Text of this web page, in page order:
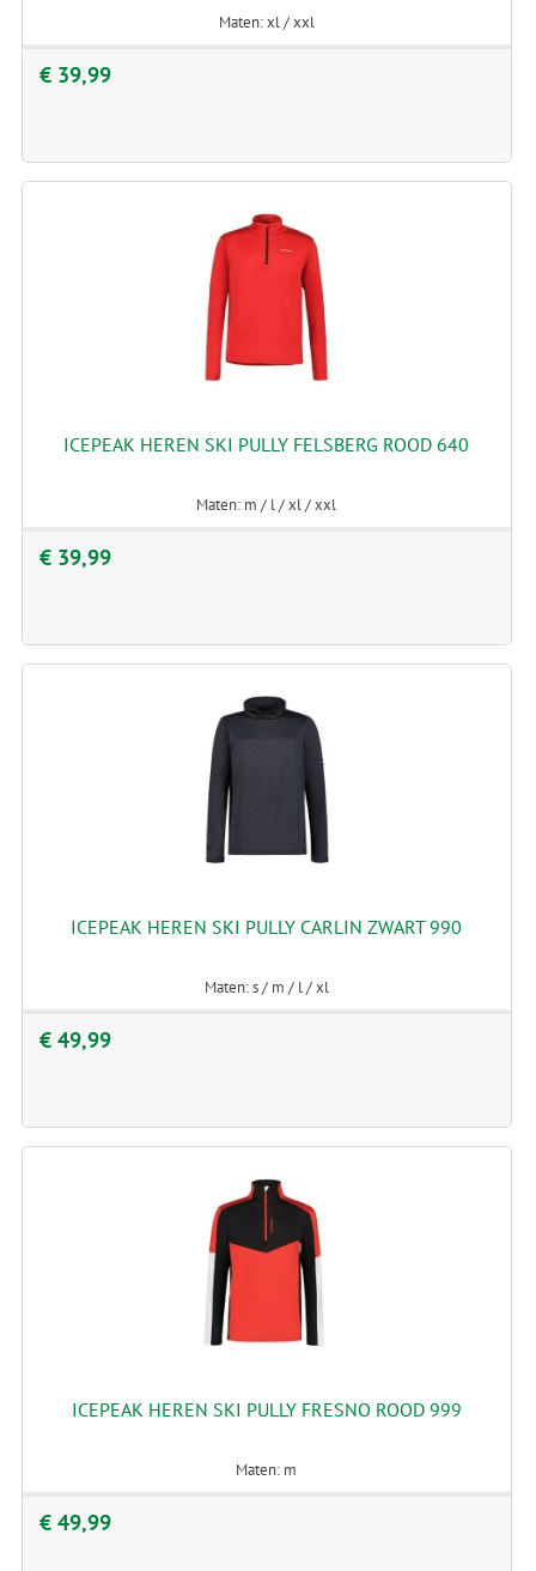
Maten: xl / xxl
€ 39,99
ICEPEAK HEREN SKI PULLY FELSBERG ROOD 640
Maten: m / l / xl / xxl
€ 39,99
ICEPEAK HEREN SKI PULLY CARLIN ZWART 990
Maten: s / m / l / xl
€ 49,99
ICEPEAK HEREN SKI PULLY FRESNO ROOD 999
Maten: m
€ 49,99